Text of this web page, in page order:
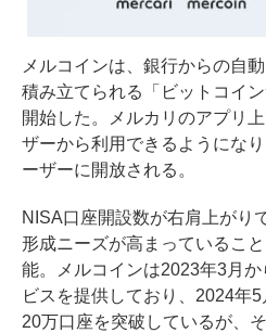
メルコインは、銀行からの自
積み立てられる「ビットコイ
開始した。メルカリのアプリ
ザーから利用できるようにな
ーザーに開放される。
NISA口座開設数が右肩上がり
形成ニーズが高まっているこ
能。メルコインは2023年3月
ビスを提供しており、2024年
20万口座を突破しているが、